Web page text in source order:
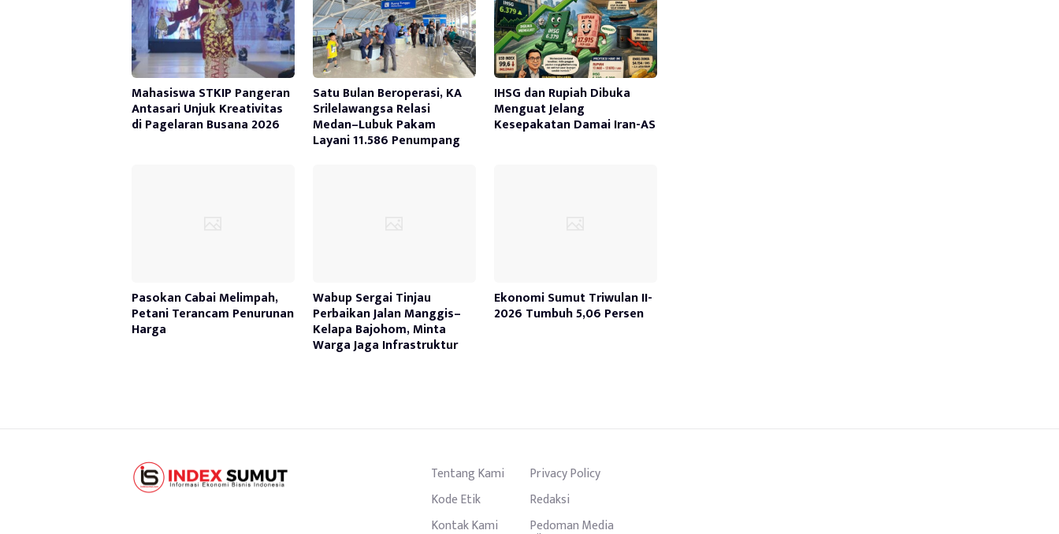
Mahasiswa STKIP Pangeran
Antasari Unjuk Kreativitas
di Pagelaran Busana 2026
Satu Bulan Beroperasi, KA
Srilelawangsa Relasi
Medan–Lubuk Pakam
Layani 11.586 Penumpang
IHSG dan Rupiah Dibuka
Menguat Jelang
Kesepakatan Damai Iran-AS
Pasokan Cabai Melimpah,
Petani Terancam Penurunan
Harga
Wabup Sergai Tinjau
Perbaikan Jalan Manggis–
Kelapa Bajohom, Minta
Warga Jaga Infrastruktur
Ekonomi Sumut Triwulan II-
2026 Tumbuh 5,06 Persen
Tentang Kami
Privacy Policy
Kode Etik
Redaksi
Kontak Kami
Pedoman Media